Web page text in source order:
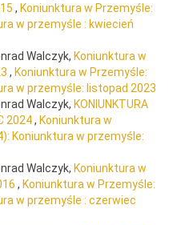
, Koniunktura w Przemyśle:
w przemyśle : kwiecień
Walczyk, Koniunktura w
, Koniunktura w Przemyśle:
w przemyśle: listopad 2023
Walczyk, KONIUNKTURA
2024, Koniunktura w
Koniunktura w przemyśle:
Walczyk, Koniunktura w
, Koniunktura w Przemyśle:
w przemyśle : czerwiec